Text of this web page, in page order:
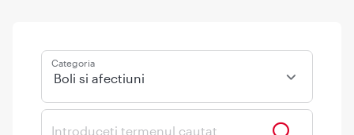
Categoria
Boli si afectiuni